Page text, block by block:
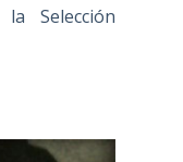
Selección